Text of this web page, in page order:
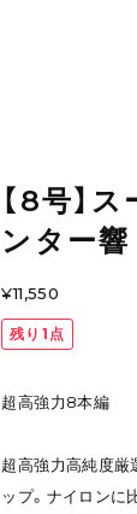
【8号】
ンター響
¥11,550
残り1点
超高強力8本編
超高強力高純度厳
ップ。ナイロンに